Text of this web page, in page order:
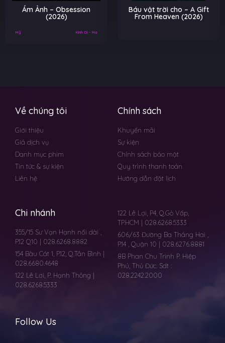
Ám Ảnh – Obsession
(2026)
Mỹ Kinh Dị - Ma
Báu vật trời cho – A Gift
From Heaven (2026)
Về chúng tôi
Giới thiệu
Giá dịch vụ
Danh mục phim
Tin tức & sự kiện
Liên hệ
Chính sách
Khuyến mãi
Sự kiện
Chính sách bảo mật
Quy trình thanh toán
Hướng dẫn đặt lịch
Chi nhánh
355/15 Sư Vạn Hạnh nối dài ,
P.12 Q10 | 028.6268.8882
154 Bàu Cát 1, P.12, Q.Tân Bình |
028.6680.4648
122 Lê Lơi, P. Hạnh Thông |
028.6268.5333
122 Lê Lợi, P4, Q.Gò Vấp,
TP.HCM | 028.6268.5333
606/63 Đường Ba Tháng Hai ,
P.14 , Quận 10 | 028.6276.8881
8B Phan Chu Trinh P. Hiệp
Phú, Thủ Đức. Sdt :
028.2242.2000
Follow Us